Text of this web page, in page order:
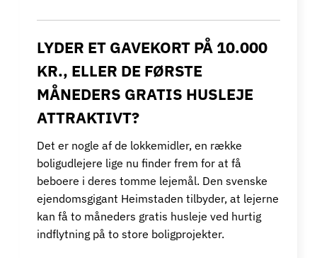
LYDER ET GAVEKORT PÅ 10.000
KR., ELLER DE FØRSTE
MÅNEDERS GRATIS HUSLEJE
ATTRAKTIVT?
Det er nogle af de lokkemidler, en række
boligudlejere lige nu finder frem for at få
beboere i deres tomme lejemål. Den svenske
ejendomsgigant Heimstaden tilbyder, at lejerne
kan få to måneders gratis husleje ved hurtig
indflytning på to store boligprojekter.